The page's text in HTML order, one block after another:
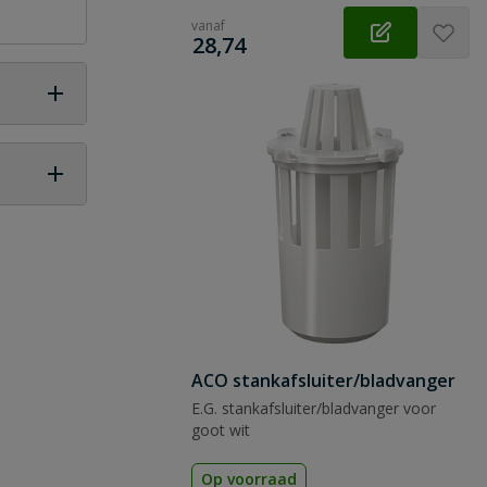
vanaf
€
28,74
ACO stankafsluiter/bladvanger
E.G. stankafsluiter/bladvanger voor
goot wit
Op voorraad